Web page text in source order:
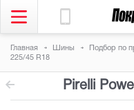
Главная Шины Подбор по
225/45 R18
Pirelli